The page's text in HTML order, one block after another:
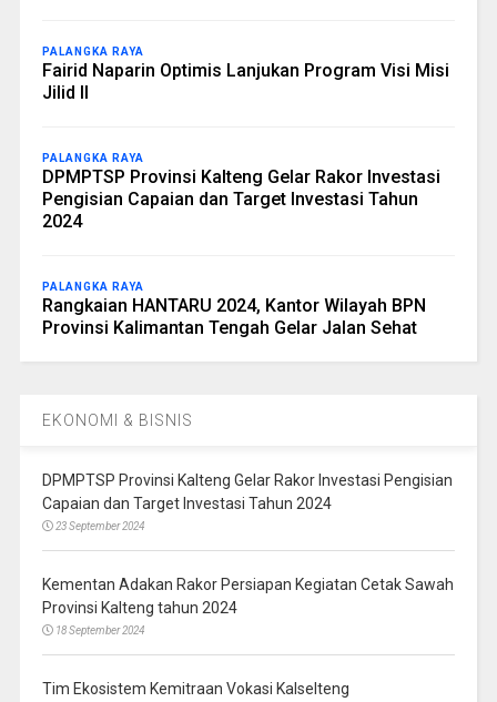
PALANGKA RAYA
Fairid Naparin Optimis Lanjukan Program Visi Misi
Jilid II
PALANGKA RAYA
DPMPTSP Provinsi Kalteng Gelar Rakor Investasi
Pengisian Capaian dan Target Investasi Tahun
2024
PALANGKA RAYA
Rangkaian HANTARU 2024, Kantor Wilayah BPN
Provinsi Kalimantan Tengah Gelar Jalan Sehat
EKONOMI & BISNIS
DPMPTSP Provinsi Kalteng Gelar Rakor Investasi Pengisian
Capaian dan Target Investasi Tahun 2024
23 September 2024
Kementan Adakan Rakor Persiapan Kegiatan Cetak Sawah
Provinsi Kalteng tahun 2024
18 September 2024
Tim Ekosistem Kemitraan Vokasi Kalselteng